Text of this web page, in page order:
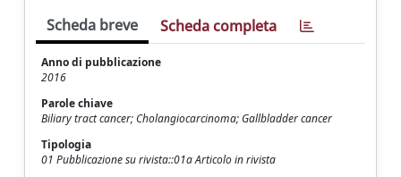
Scheda breve Scheda completa
Anno di pubblicazione
2016
Parole chiave
Biliary tract cancer; Cholangiocarcinoma; Gallbladder cancer
Tipologia
01 Pubblicazione su rivista::01a Articolo in rivista